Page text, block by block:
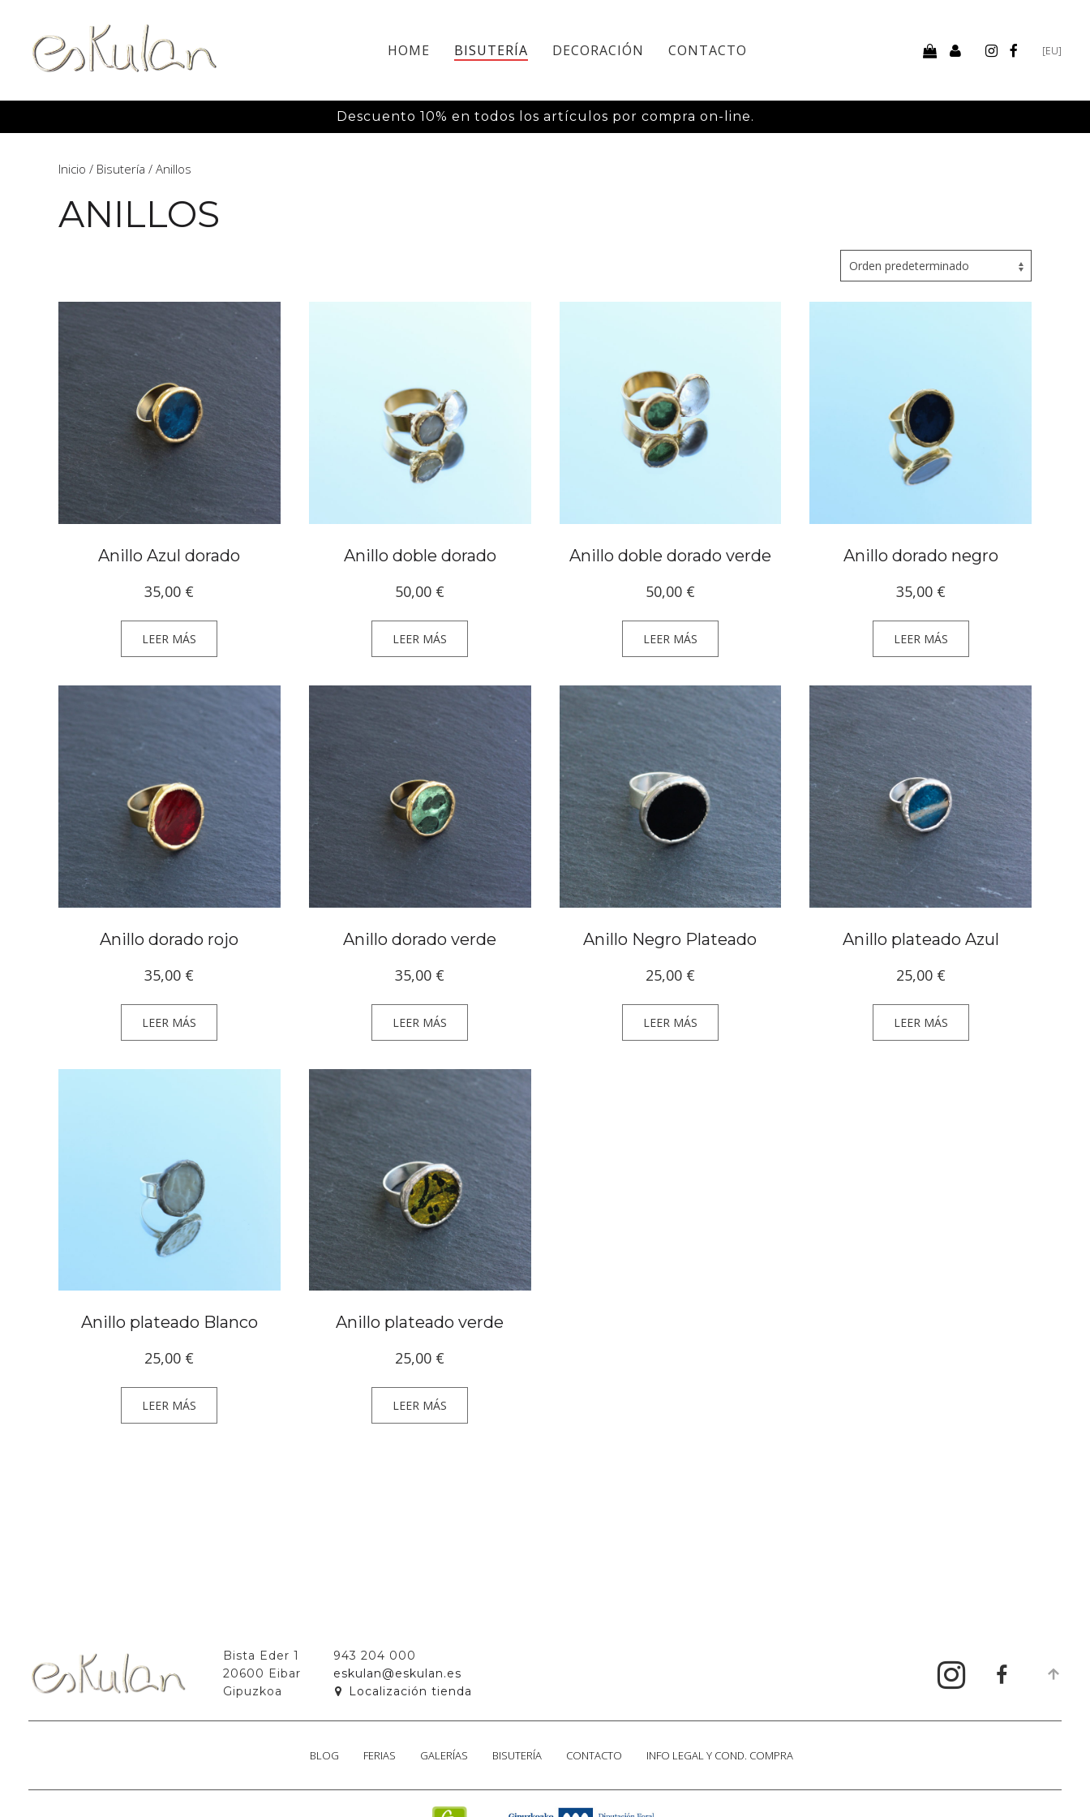
HOME BISUTERÍA DECORACIÓN CONTACTO [EU]
Descuento 10% en todos los artículos por compra on-line.
Inicio / Bisutería / Anillos
ANILLOS
Anillo Azul dorado
35,00 €
LEER MÁS
Anillo doble dorado
50,00 €
LEER MÁS
Anillo doble dorado verde
50,00 €
LEER MÁS
Anillo dorado negro
35,00 €
LEER MÁS
Anillo dorado rojo
35,00 €
LEER MÁS
Anillo dorado verde
35,00 €
LEER MÁS
Anillo Negro Plateado
25,00 €
LEER MÁS
Anillo plateado Azul
25,00 €
LEER MÁS
Anillo plateado Blanco
25,00 €
LEER MÁS
Anillo plateado verde
25,00 €
LEER MÁS
Bista Eder 1
20600 Eibar
Gipuzkoa
943 204 000
eskulan@eskulan.es
Localización tienda
BLOG FERIAS GALERÍAS BISUTERÍA CONTACTO INFO LEGAL Y COND. COMPRA